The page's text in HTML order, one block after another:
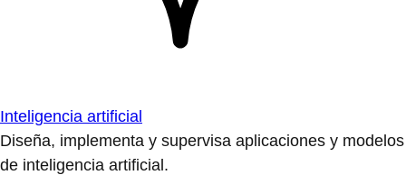
Inteligencia artificial
Diseña, implementa y supervisa aplicaciones y modelos
de inteligencia artificial.